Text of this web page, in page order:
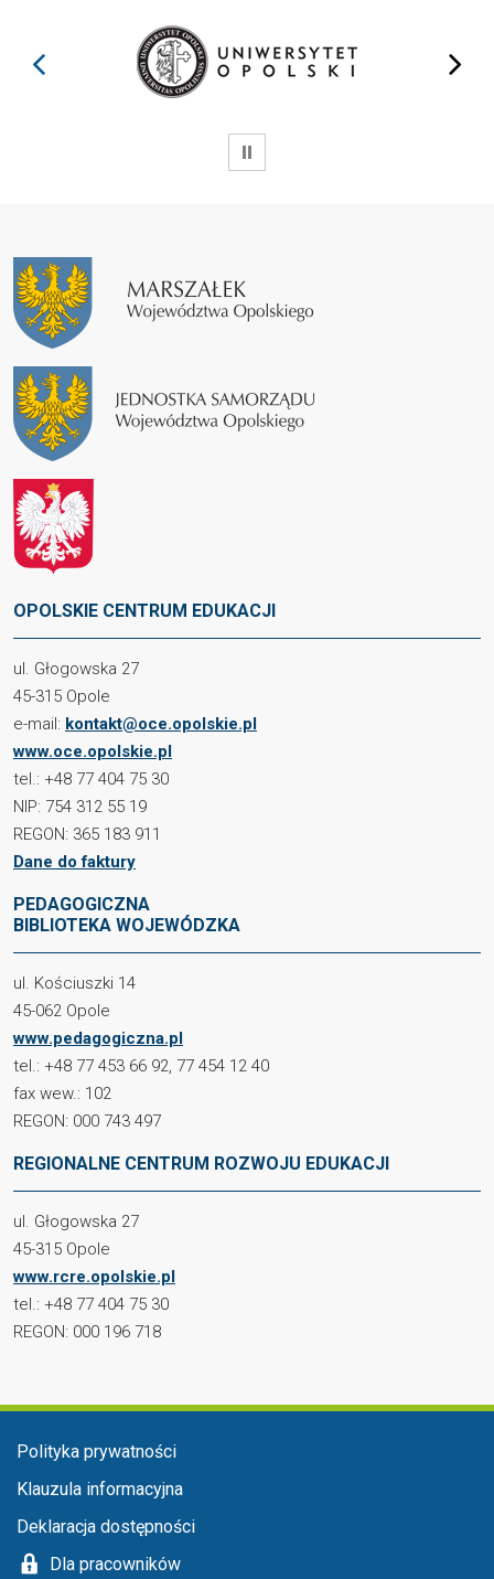
prev next
WSTRZYMAJ
OPOLSKIE CENTRUM EDUKACJI
ul. Głogowska 27
45-315 Opole
e-mail: kontakt@oce.opolskie.pl
www.oce.opolskie.pl
tel.: +48 77 404 75 30
NIP: 754 312 55 19
REGON: 365 183 911
Dane do faktury
PEDAGOGICZNA
BIBLIOTEKA WOJEWÓDZKA
ul. Kościuszki 14
45-062 Opole
www.pedagogiczna.pl
tel.: +48 77 453 66 92, 77 454 12 40
fax wew.: 102
REGON: 000 743 497
REGIONALNE CENTRUM ROZWOJU EDUKACJI
ul. Głogowska 27
45-315 Opole
www.rcre.opolskie.pl
tel.: +48 77 404 75 30
REGON: 000 196 718
Menu w stopce
Polityka prywatności
Klauzula informacyjna
Deklaracja dostępności
Dla pracowników